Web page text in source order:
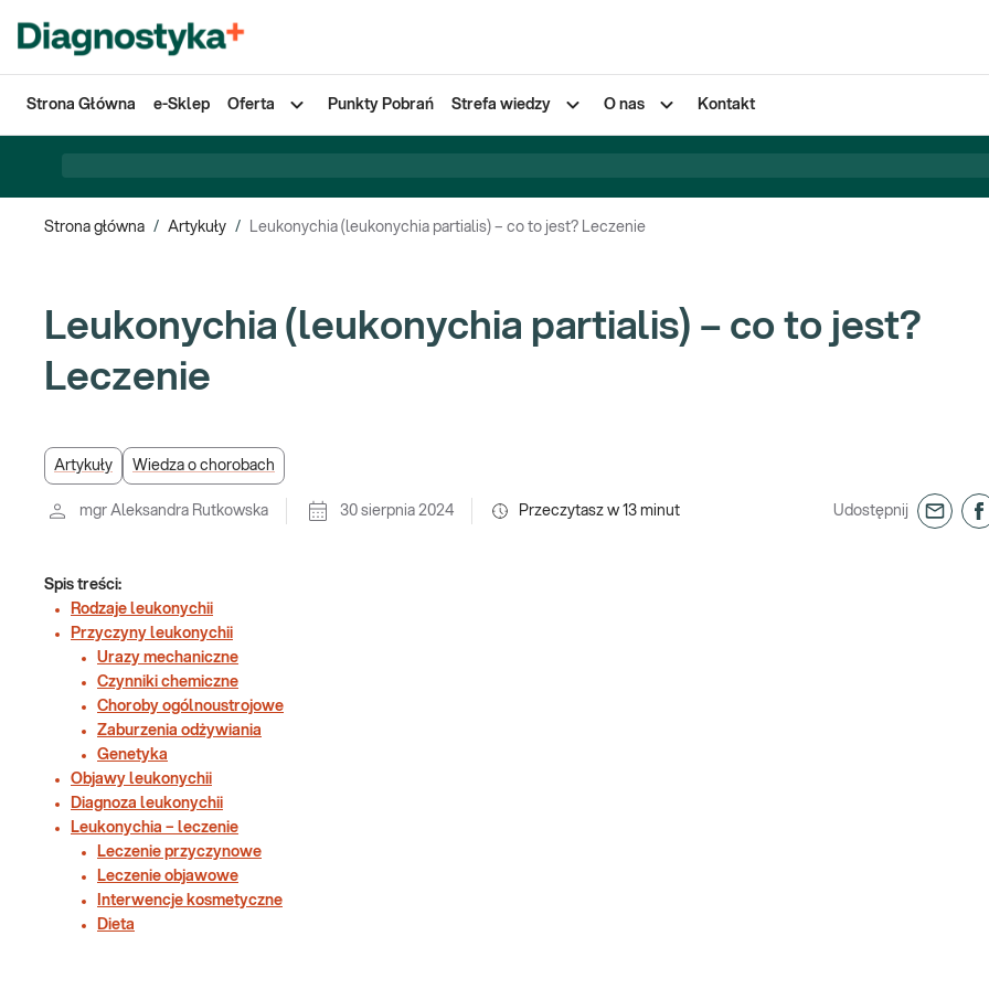
Strona Główna e-Sklep Oferta Punkty Pobrań Strefa wiedzy O nas Kontakt
Strona główna / Artykuły / Leukonychia (leukonychia partialis) – co to jest? Leczenie
Leukonychia (leukonychia partialis) – co to jest?
Leczenie
Artykuły Wiedza o chorobach
mgr Aleksandra Rutkowska 30 sierpnia 2024 Przeczytasz w 13 minut Udostępnij
Spis treści:
Rodzaje leukonychii
Przyczyny leukonychii
Urazy mechaniczne
Czynniki chemiczne
Choroby ogólnoustrojowe
Zaburzenia odżywiania
Genetyka
Objawy leukonychii
Diagnoza leukonychii
Leukonychia – leczenie
Leczenie przyczynowe
Leczenie objawowe
Interwencje kosmetyczne
Dieta